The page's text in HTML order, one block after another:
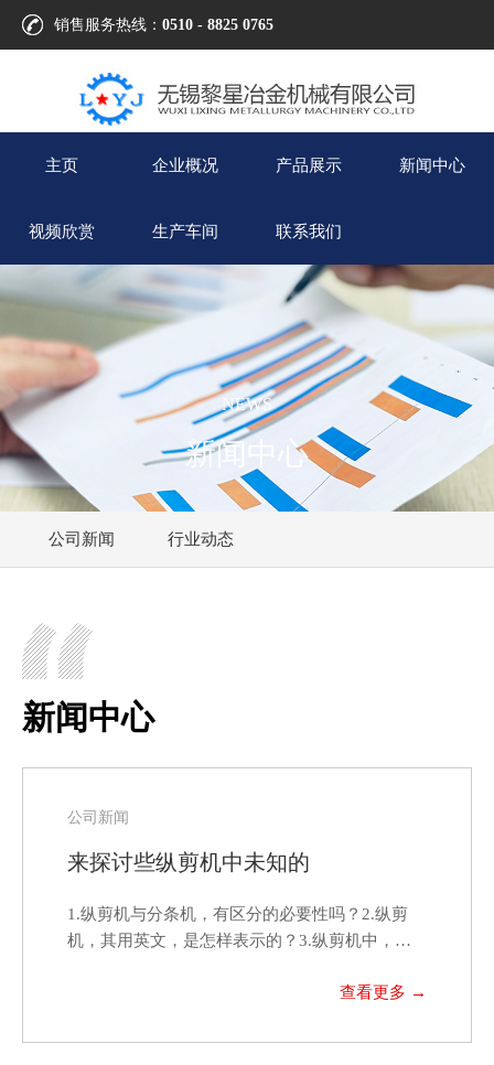
销售服务热线： 0510 - 8825 0765
主页 企业概况 产品展示 新闻中心
视频欣赏 生产车间 联系我们
NEWS
新闻中心
公司新闻 行业动态
新闻中心
公司新闻
来探讨些纵剪机中未知的
1.纵剪机与分条机，有区分的必要性吗？2.纵剪
机，其用英文，是怎样表示的？3.纵剪机中，刀